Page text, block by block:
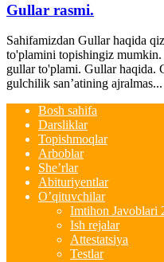
Gullar rasmi.
Sahifamizdan Gullar haqida
to'plamini topishingiz
gullar to'plami. Gullar haqida.
gulchilik san’atining ajralmas...
Bosh sahifa
Darsliklar
Topishmoqlar
Arboblar
She’rlar
Abituriyentlar
O’qituvchilar
Imtihon Javoblari
Ish rejalar
Attestatsiya
Testlar